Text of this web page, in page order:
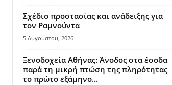
Σχέδιο προστασίας και ανάδειξης για
τον Ραμνούντα
5 Αυγούστου, 2026
Ξενοδοχεία Αθήνας: Άνοδος στα έσοδα
παρά τη μικρή πτώση της πληρότητας
το πρώτο εξάμηνο...